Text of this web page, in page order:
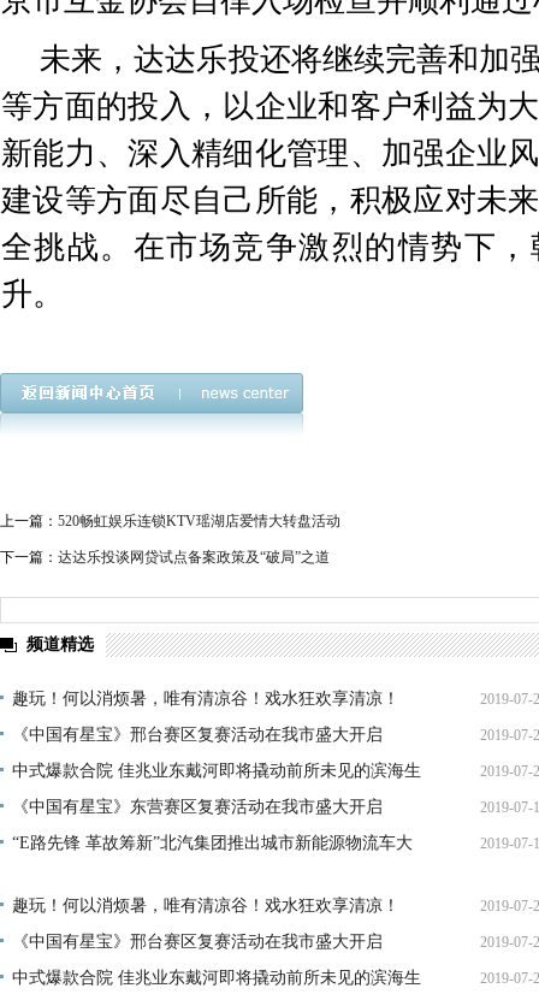
未来，达达乐投还将继续完善和加
等方面的投入，以企业和客户利益为
新能力、深入精细化管理、加强企业
建设等方面尽自己所能，积极应对未
全挑战。在市场竞争激烈的情势下
升。
上一篇： 520畅虹娱乐连锁KTV瑶湖店爱情大转盘活动
下一篇： 达达乐投谈网贷试点备案政策及“破局”之道
频道精选
趣玩！何以消烦暑，唯有清凉谷！戏水狂欢享清凉！ 2019-07-
《中国有星宝》邢台赛区复赛活动在我市盛大开启 2019-07-
中式爆款合院 佳兆业东戴河即将撬动前所未见的滨海生 2019-07-
《中国有星宝》东营赛区复赛活动在我市盛大开启 2019-07-
“E路先锋 革故筹新”北汽集团推出城市新能源物流车大 2019-07-
趣玩！何以消烦暑，唯有清凉谷！戏水狂欢享清凉！ 2019-07-
《中国有星宝》邢台赛区复赛活动在我市盛大开启 2019-07-
中式爆款合院 佳兆业东戴河即将撬动前所未见的滨海生 2019-07-